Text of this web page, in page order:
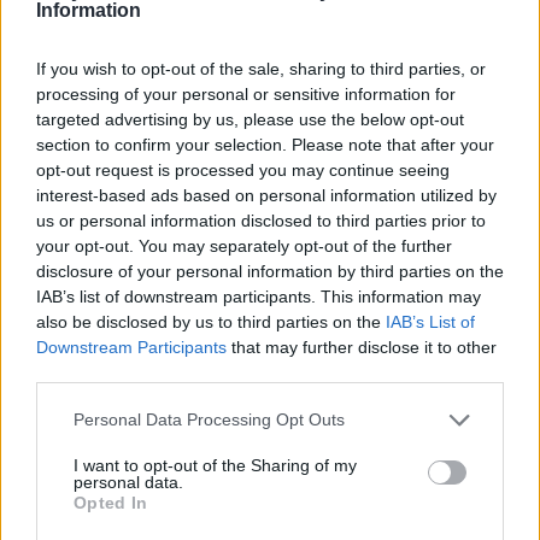
Information
If you wish to opt-out of the sale, sharing to third parties, or
processing of your personal or sensitive information for
targeted advertising by us, please use the below opt-out
section to confirm your selection. Please note that after your
opt-out request is processed you may continue seeing
interest-based ads based on personal information utilized by
us or personal information disclosed to third parties prior to
your opt-out. You may separately opt-out of the further
disclosure of your personal information by third parties on the
IAB’s list of downstream participants. This information may
also be disclosed by us to third parties on the IAB’s List of
Downstream Participants that may further disclose it to other
Personal Data Processing Opt Outs
I want to opt-out of the Sharing of my
personal data.
Opted In
Non solo formazione
Undici tra multinazionali, organizzazioni non profit e
aziende di e-commerce sono state premiate per le loro
implementazioni eccezionali nel campo della digital
analytics. Tra queste,Mondo Convenienza, Trudi,
Passione Beauty, Il Fatto Quotidiano, Greenpeace,
CNH, LuisaViaRoma, Top Farmacia, Holyart,
Tenacta Group e Baushopping hanno ritirato sul
palco il proprio“GA4 Awards”, il premio assegnato
per implementazioni allo stato dell’arte di GA4,
determinanti per il successo delle proprie strategie di
marketing ed advertising. Numerosi anche i momenti
dedicata, ma anche in occasione dei networking break
preziosa per rafforzare le relazioni esistenti ma anche
per creare nuove collaborazioni e nuove opportunità di